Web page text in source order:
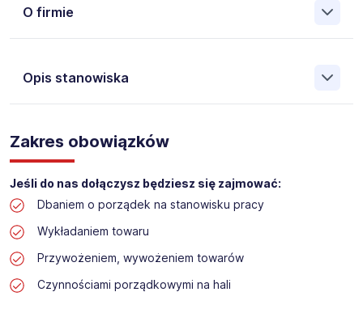
O firmie
Opis stanowiska
Pośrednictwa Pracy i Doradztwa Personalnego Work &
Profit jest obecnie jedną z największych niezależnych
polskich agencji zatrudnienia. W ciągu wielu lat naszej
działalności daliśmy pracę przeszło 50 000 pracowników
w całym kraju. Skutecznie znajdujemy pracowników dla
największych firm, jak również małych rodzinnych
przedsiębiorstw w Polsce. Agencja jest wpisana pod nr
stanowisko:
Zakres obowiązków
Jeśli do nas dołączysz będziesz się zajmować:
Dbaniem o porządek na stanowisku pracy
Wykładaniem towaru
Przywożeniem, wywożeniem towarów
Czynnościami porządkowymi na hali